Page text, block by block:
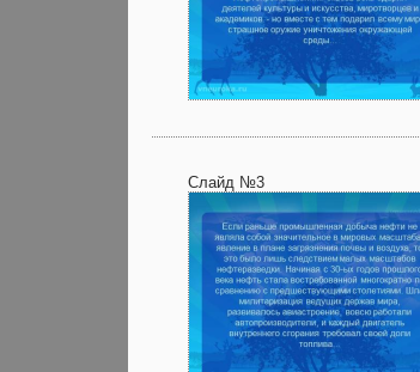
Слайд №3